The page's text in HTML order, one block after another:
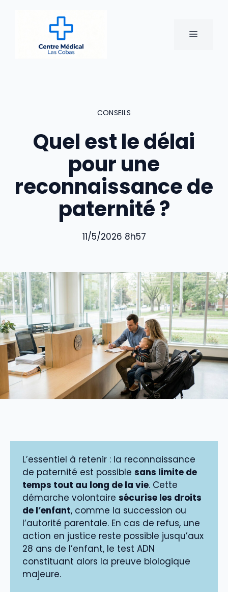
MENU
CONSEILS
Quel est le délai
pour une
reconnaissance de
paternité ?
11/5/2026 8h57
L’essentiel à retenir : la reconnaissance
de paternité est possible sans limite de
temps tout au long de la vie. Cette
démarche volontaire sécurise les droits
de l’enfant, comme la succession ou
l’autorité parentale. En cas de refus, une
action en justice reste possible jusqu’aux
28 ans de l’enfant, le test ADN
constituant alors la preuve biologique
majeure.